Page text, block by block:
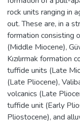
rock units ranging in
out. These are, in a
formation consisting
(Middle Miocene),
Kızılırmak formation
tuffide units (Late
(Late Pliocene),
volcanics (Late
tuffide unit (Early
Pliostocene), and